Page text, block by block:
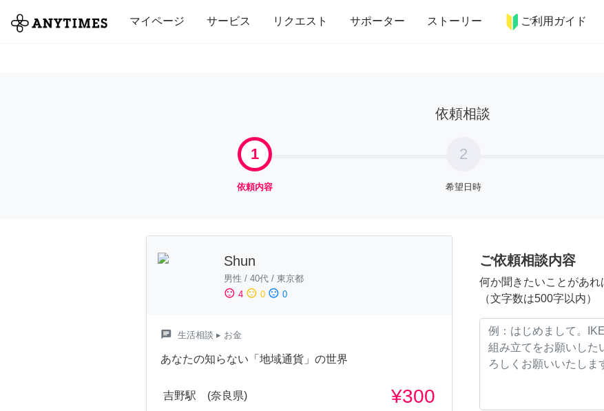
マイページ サービス リクエスト サポーター ストーリー ご利用ガイド
全て 修理・組立 家事 引っ越し インテリア 趣味・習い事 ペット 料理
依頼相談
1
依頼内容
2
希望日時
Shun
男性 / 40代 / 東京都
sentiment_satisfied 4 sentiment_neutral 0 sentiment_dissatisfied 0
chat 生活相談 ▸ お金
あなたの知らない「地域通貨」の世界
吉野駅 (奈良県) ¥300
ご依頼相談内容
何か聞きたいことがあ
（文字数は500字以内）